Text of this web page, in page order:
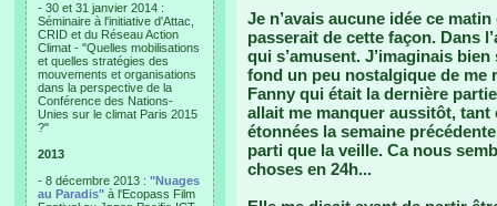
- 30 et 31 janvier 2014 :
Séminaire à l'initiative d'Attac,
CRID et du Réseau Action
Climat - "Quelles mobilisations
et quelles stratégies des
mouvements et organisations
dans la perspective de la
Conférence des Nations-
Unies sur le climat Paris 2015
?"
2013
- 8 décembre 2013 : "Nuages
au Paradis" à l'Ecopass Film
Je n’avais aucune idée ce
passerait de cette façon. Dans
qui s’amusent. J’imaginais
fond un peu nostalgique de me
Fanny qui était la dernière
allait me manquer aussitôt,
étonnées la semaine
parti que la veille. Ca nous
choses en 24h...